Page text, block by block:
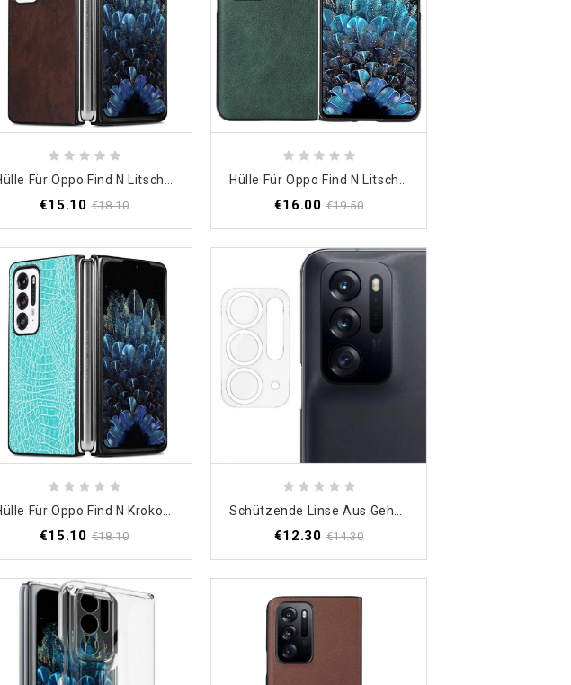
€15.10 €18.10 €16.00 €19.50
€15.10 €18.10 €12.30 €14.30